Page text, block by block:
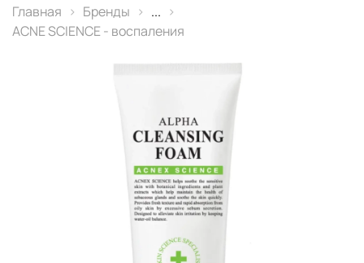
Главная Бренды
...
ACNE SCIENCE - воспаления